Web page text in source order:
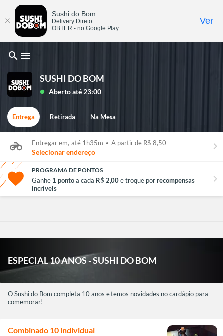
search menu
SUSHI DO BOM
lens Aberto até 23:00
Entrega Retirada Na Mesa
Entregar em, até 1h35m • A partir de R$ 8,50
Selecionar endereço keyboard_arrow_right
PROGRAMA DE PONTOS
Ganhe 1 pontoa cada R$ 2,00e troque porrecompensas
incríveis
chevron_right
ESPECIAL 10 ANOS - SUSHI DO BOM
O Sushi do Bom completa 10 anos e temos novidades no cardápio para
comemorar!
Combinado 10 individual
Sushi do Bom
Delivery Direto
OBTER - no Google Play
Ver